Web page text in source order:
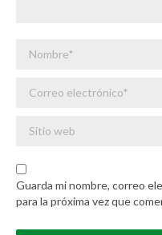
Guarda mi nombre, correo
para la próxima vez que